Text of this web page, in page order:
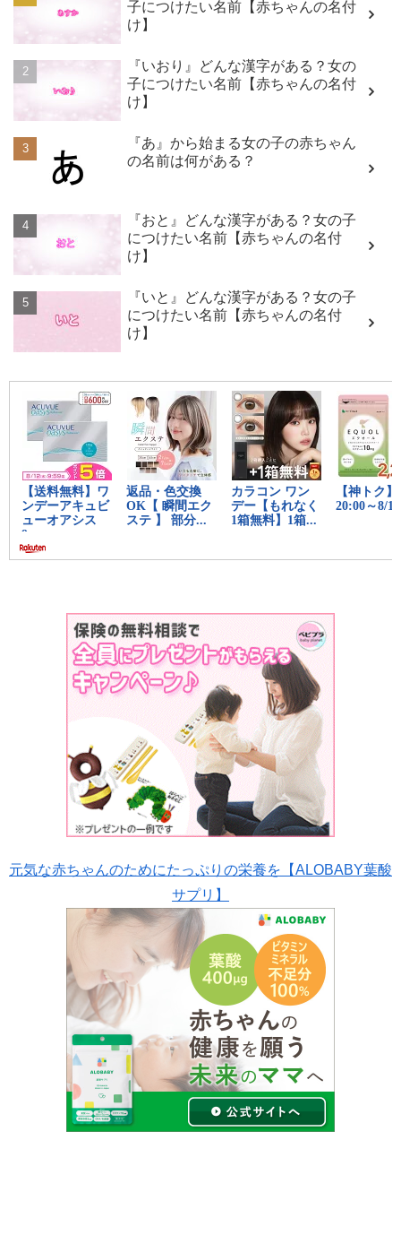
子につけたい名前【赤ちゃんの名付
け】
『いおり』どんな漢字がある？女の
子につけたい名前【赤ちゃんの名付
け】
『あ』から始まる女の子の赤ちゃん
の名前は何がある？
『おと』どんな漢字がある？女の子
につけたい名前【赤ちゃんの名付
け】
『いと』どんな漢字がある？女の子
につけたい名前【赤ちゃんの名付
け】
元気な赤ちゃんのためにたっぷりの栄養を【ALOBABY葉酸
サプリ】